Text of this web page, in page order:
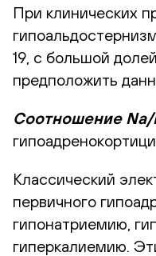
При клинических
19, с большой
предположить
Соотношение
Классический
первичного
гипонатриемию,
гиперкалиемию.